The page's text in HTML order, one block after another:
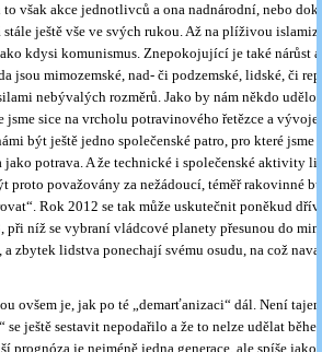
však akce jednotlivců a ona nadnárodní, nebo
stále ještě vše ve svých rukou. Až na plíživou
kdysi komunismus. Znepokojující je také nárůst
jsou mimozemské, nad- či podzemské, lidské, či
nebývalých rozměrů. Jako by nám někdo
jsme sice na vrcholu potravinového řetězce a
být ještě jedno společenské patro, pro které
jako potrava. A že technické i společenské aktivity
proto považovány za nežádoucí, téměř rakovinné
Rok 2012 se tak může uskutečnit poněkud
při níž se vybraní vládcové planety přesunou do
a zbytek lidstva ponechají svému osudu, na což
ovšem je, jak po té „demarťanizaci“ dál. Není
se ještě sestavit nepodařilo a že to nelze udělat
prognóza je nejméně jedna generace, ale spíše